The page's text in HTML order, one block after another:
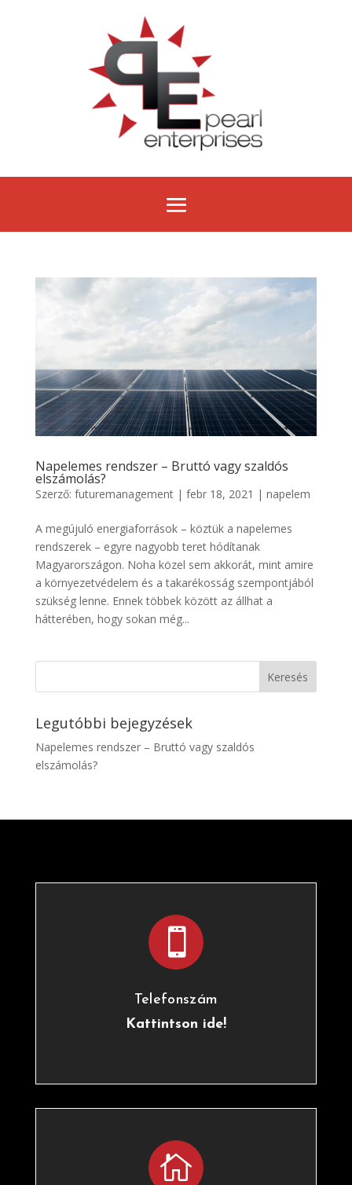
Napelemes rendszer – Bruttó vagy szaldós
elszámolás?
Szerző: futuremanagement| febr 18, 2021 | napelem
A megújuló energiaforrások – köztük a napelemes
rendszerek – egyre nagyobb teret hódítanak
Magyarországon. Noha közel sem akkorát, mint amire
a környezetvédelem és a takarékosság szempontjából
szükség lenne. Ennek többek között az állhat a
hátterében, hogy sokan még...
Legutóbbi bejegyzések
Napelemes rendszer – Bruttó vagy szaldós
elszámolás?

Telefonszám
Kattintson ide!
